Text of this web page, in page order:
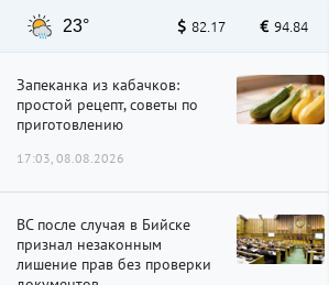
23° 82.17 94.84
Запеканка из кабачков:
простой рецепт, советы по
приготовлению
17:03, 08.08.2026
ВС после случая в Бийске
признал незаконным
лишение прав без проверки